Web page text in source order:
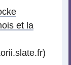
et la